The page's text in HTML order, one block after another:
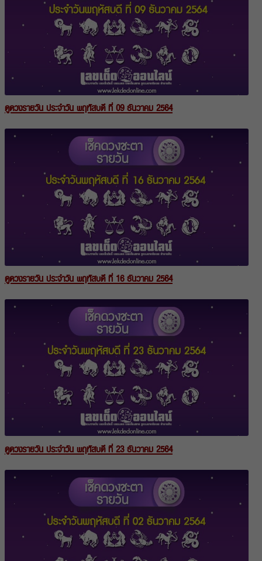
ดูดวงรายวัน ประจำวัน พฤหัสบดี ที่ 09 ธันวาคม 2564
ดูดวงรายวัน ประจำวัน พฤหัสบดี ที่ 16 ธันวาคม 2564
ดูดวงรายวัน ประจำวัน พฤหัสบดี ที่ 23 ธันวาคม 2564